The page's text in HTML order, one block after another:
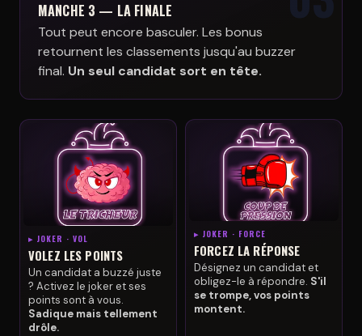
MANCHE 3 — LA FINALE
Tout peut encore basculer. Les bonus
retournent les classements jusqu'au buzzer
final. Un seul candidat sort en tête.
▸ JOKER · VOL
VOLEZ LES POINTS
Un candidat a buzzé juste
? Activez le joker et ses
points sont à vous.
Sadique mais tellement
drôle.
▸ JOKER · FORCE
FORCEZ LA RÉPONSE
Désignez un candidat et
obligez-le à répondre. S'il
se trompe, vos points
montent.